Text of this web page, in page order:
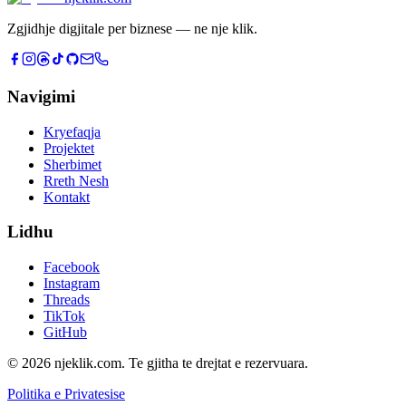
Zgjidhje digjitale per biznese — ne nje klik.
Navigimi
Kryefaqja
Projektet
Sherbimet
Rreth Nesh
Kontakt
Lidhu
Facebook
Instagram
Threads
TikTok
GitHub
© 2026 njeklik.com. Te gjitha te drejtat e rezervuara.
Politika e Privatesise